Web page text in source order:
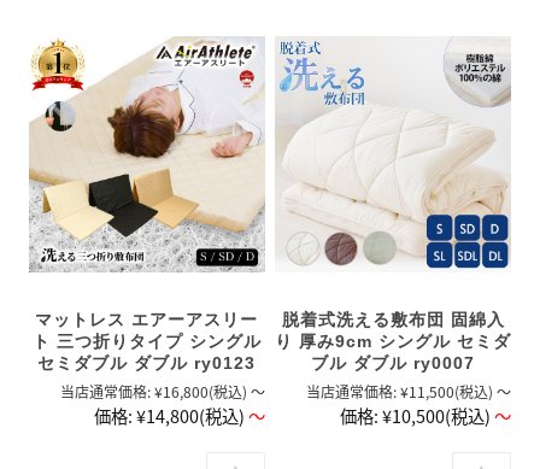
マットレス エアーアスリー
ト 三つ折りタイプ シングル
セミダブル ダブル ry0123
当店通常価格:¥16,800(税込) ～
価格:¥14,800(税込)～
脱着式洗える敷布団 固綿入
り 厚み9cm シングル セミダ
ブル ダブル ry0007
当店通常価格:¥11,500(税込) ～
価格:¥10,500(税込)～